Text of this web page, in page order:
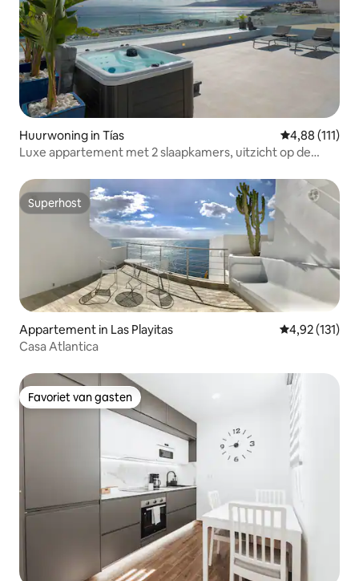
Huurwoning in Tías Gemiddelde
4,88 (111)
Luxe appartement met 2 slaapkamers, uitzicht op de
Superhost
Superhost
Appartement in Las Playitas Gemiddelde
4,92 (131)
Casa Atlantica
Favoriet van gasten
Favoriet van gasten